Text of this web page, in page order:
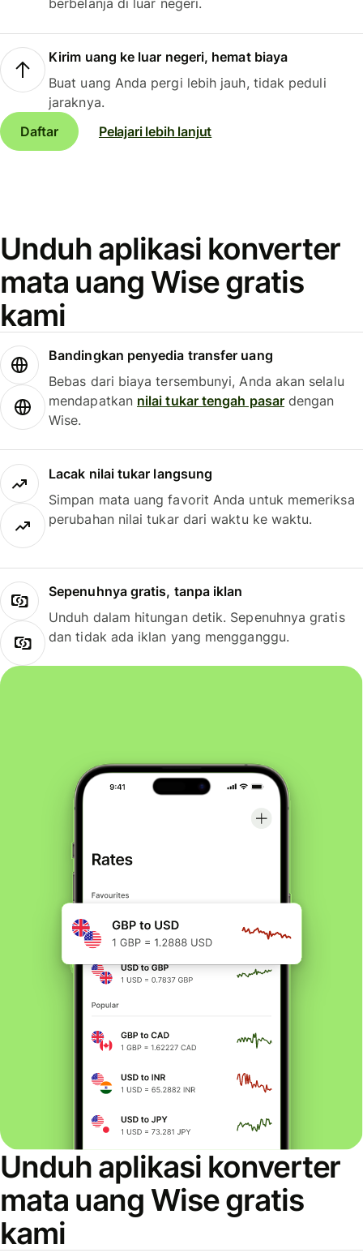
berbelanja di luar negeri.
Kirim uang ke luar negeri, hemat biaya
Buat uang Anda pergi lebih jauh, tidak peduli
jaraknya.
Daftar
Pelajari lebih lanjut
Unduh aplikasi konverter
mata uang Wise gratis
kami
Bandingkan penyedia transfer uang
Bebas dari biaya tersembunyi, Anda akan selalu
mendapatkan nilai tukar tengah pasardengan
Wise.
Lacak nilai tukar langsung
Simpan mata uang favorit Anda untuk memeriksa
perubahan nilai tukar dari waktu ke waktu.
Sepenuhnya gratis, tanpa iklan
Unduh dalam hitungan detik. Sepenuhnya gratis
dan tidak ada iklan yang mengganggu.
Unduh aplikasi konverter
mata uang Wise gratis
kami